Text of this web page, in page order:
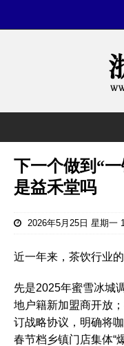
下一个做到“
是益禾堂吗
2026年5月25日 星期一
近一年来，茶饮行业
先是2025年蜜雪冰城
地户籍新加盟商开放
订战略协议，明确将
春节档乡镇门店集体“